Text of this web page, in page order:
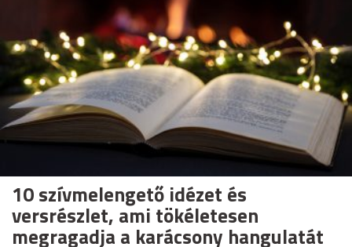
10 szívmelengető idézet és
versrészlet, ami tökéletesen
megragadja a karácsony hangulatát